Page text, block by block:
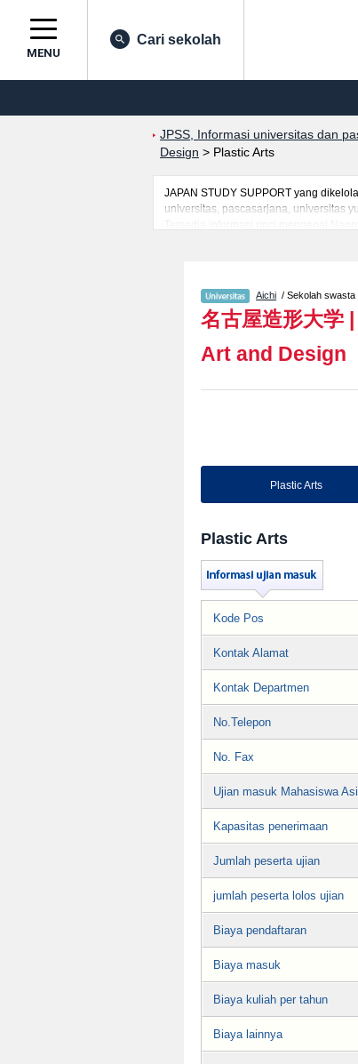
MENU
Cari sekolah
JPSS, Informasi universitas dan
Design > Plastic Arts
JAPAN STUDY SUPPORT yang
universitas, pascasarjana, universitas
Tersedia informasi rinci mengenai
Aichi / Sekolah swasta
名古屋造形大学 |
Art and Design
Plastic Arts
Plastic Arts
Kode Pos
Kontak Alamat
Kontak Departmen
No.Telepon
No. Fax
Ujian masuk Mahasiswa
Kapasitas penerimaan
Jumlah peserta ujian
jumlah peserta lolos ujian
Biaya pendaftaran
Biaya masuk
Biaya kuliah per tahun
Biaya lainnya